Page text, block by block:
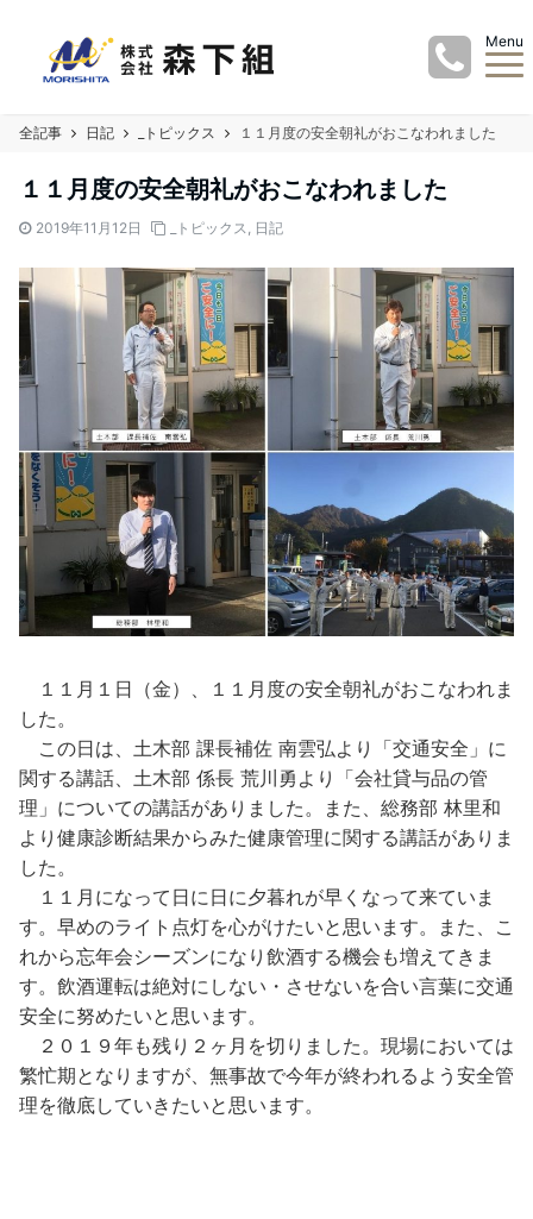
Menu
全記事 日記 _トピックス １１月度の安全朝礼がおこなわれました
１１月度の安全朝礼がおこなわれました
2019年11月12日 _トピックス, 日記
１１月１日（金）、１１月度の安全朝礼がおこなわれま
した。
この日は、土木部 課長補佐 南雲弘より「交通安全」に
関する講話、土木部 係長 荒川勇より「会社貸与品の管
理」についての講話がありました。また、総務部 林里和
より健康診断結果からみた健康管理に関する講話がありま
した。
１１月になって日に日に夕暮れが早くなって来ていま
す。早めのライト点灯を心がけたいと思います。また、こ
れから忘年会シーズンになり飲酒する機会も増えてきま
す。飲酒運転は絶対にしない・させないを合い言葉に交通
安全に努めたいと思います。
２０１９年も残り２ヶ月を切りました。現場においては
繁忙期となりますが、無事故で今年が終われるよう安全管
理を徹底していきたいと思います。